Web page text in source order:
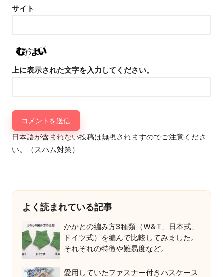
サイト
上に表示された文字を入力してください。
日本語が含まれない投稿は無視されますのでご注意くださ
い。（スパム対策）
よく読まれている記事
かかとの編み方3種類（W&T、日本式、
ドイツ式）を編んで比較してみました。
それぞれの特徴や難易度など。
愛用していたファスナー付きパスケース